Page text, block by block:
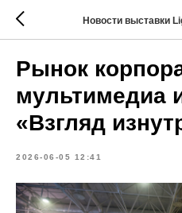
Новости выставки
Рынок
мультимедиа
«Взгляд
2026-06-05 12:41